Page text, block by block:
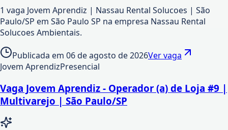
1 vaga Jovem Aprendiz | Nassau Rental Solucoes | São
Paulo/SP em São Paulo SP na empresa Nassau Rental
Solucoes Ambientais.
Publicada em 06 de agosto de 2026Ver vaga
Jovem AprendizPresencial
Vaga Jovem Aprendiz - Operador (a) de Loja #9 |
Multivarejo | São Paulo/SP